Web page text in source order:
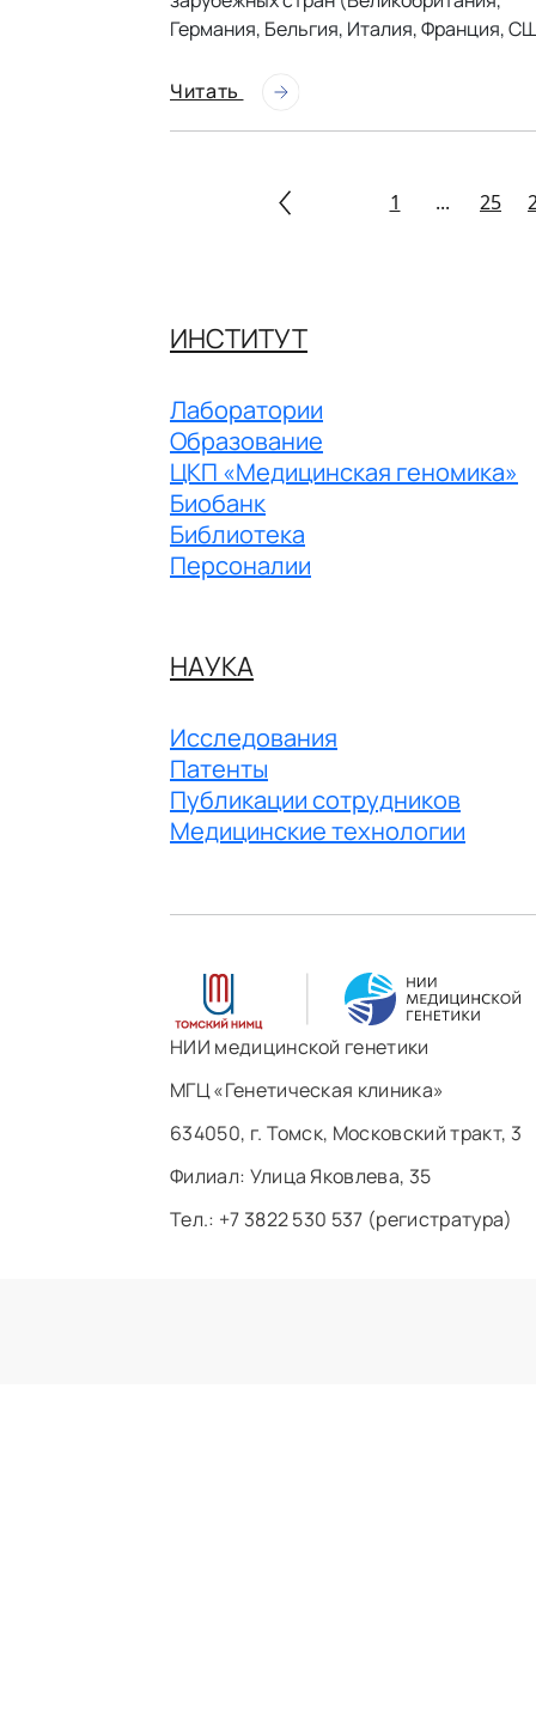
Германия, Бельгия, Италия, Франция,
Читать
1 ... 25
ИНСТИТУТ
Лаборатории
Образование
ЦКП «Медицинская геномика»
Биобанк
Библиотека
Персоналии
НАУКА
Исследования
Патенты
Публикации сотрудников
Медицинские технологии
НИИ медицинской генетики
МГЦ «Генетическая клиника»
634050, г. Томск, Московский тракт, 3
Филиал: ​Улица Яковлева, 35
Тел.: +7 3822 530 537 (регистратура)